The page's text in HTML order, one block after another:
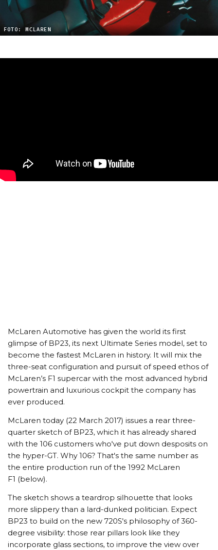
FOTO: MCLAREN
McLaren Automotive has given the world its first
glimpse of BP23, its next Ultimate Series model, set to
become the fastest McLaren in history. It will mix the
three-seat configuration and pursuit of speed ethos of
McLaren’s F1 supercar with the most advanced hybrid
powertrain and luxurious cockpit the company has
ever produced.
McLaren today (22 March 2017) issues a rear three-
quarter sketch of BP23, which it has already shared
with the 106 customers who've put down desposits on
the hyper-GT. Why 106? That's the same number as
the entire production run of the 1992 McLaren
F1 (below).
The sketch shows a teardrop silhouette that looks
more slippery than a lard-dunked politician. Expect
BP23 to build on the new 720S's philosophy of 360-
degree visibility: those rear pillars look like they
incorporate glass sections, to improve the view over